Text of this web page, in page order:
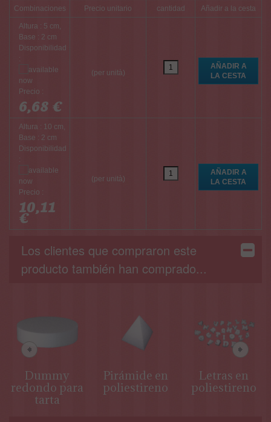
Combinaciones Precio unitario cantidad Añadir a la cesta
Altura : 5 cm,
Base : 2 cm
Disponibilidad
:
Precio :
6,68 €
(per unità)
Altura : 10 cm,
Base : 2 cm
Disponibilidad
:
Precio :
10,11
€
(per unità)
Los clientes que compraron este
producto también han comprado...
Dummy
redondo para
tarta
Pirámide en
poliestireno
Letras en
poliestireno